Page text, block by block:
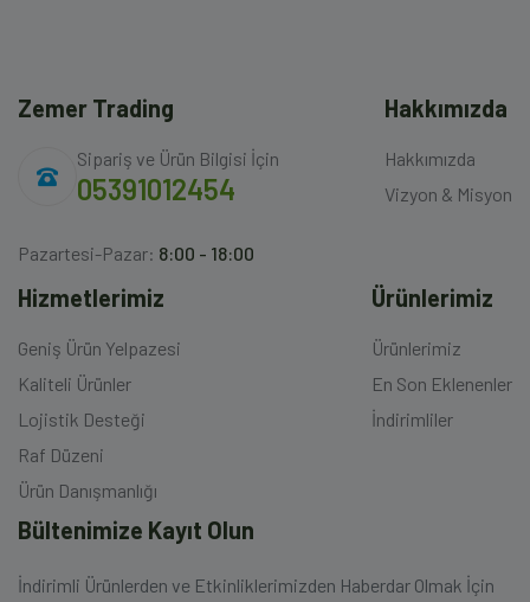
Zemer Trading
Sipariş ve Ürün Bilgisi İçin
05391012454
Pazartesi-Pazar: 8:00 - 18:00
Hakkımızda
Hakkımızda
Vizyon & Misyon
Hizmetlerimiz
Geniş Ürün Yelpazesi
Kaliteli Ürünler
Lojistik Desteği
Raf Düzeni
Ürün Danışmanlığı
Ürünlerimiz
Ürünlerimiz
En Son Eklenenler
İndirimliler
Bültenimize Kayıt Olun
İndirimli Ürünlerden ve Etkinliklerimizden Haberdar Olmak İçin